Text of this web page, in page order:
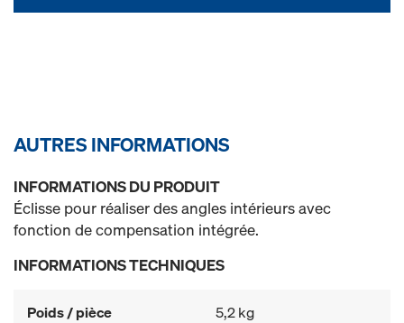
AUTRES INFORMATIONS
INFORMATIONS DU PRODUIT
Éclisse pour réaliser des angles intérieurs avec
fonction de compensation intégrée.
INFORMATIONS TECHNIQUES
Poids / pièce 5,2 kg